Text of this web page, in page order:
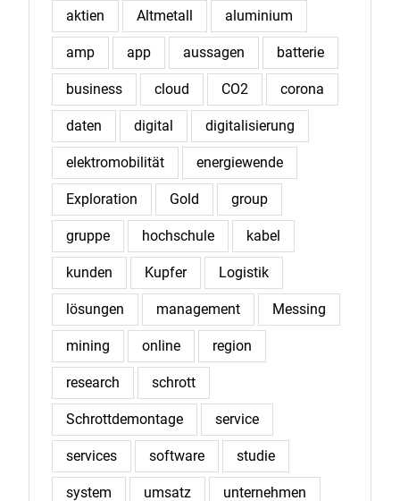
aktien Altmetall aluminium
amp app aussagen batterie
business cloud CO2 corona
daten digital digitalisierung
elektromobilität energiewende
Exploration Gold group
gruppe hochschule kabel
kunden Kupfer Logistik
lösungen management Messing
mining online region
research schrott
Schrottdemontage service
services software studie
system umsatz unternehmen